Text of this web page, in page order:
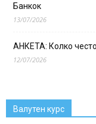
Банкок
13/07/2026
АНКЕТА: Колко
12/07/2026
Валутен курс